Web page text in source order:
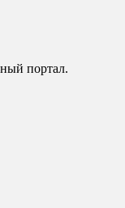
портал.